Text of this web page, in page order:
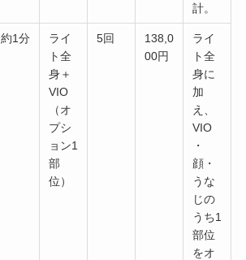
計。
約1分
ライ
ト全
身＋
VIO
（オ
プシ
ョン1
部
位）
5回
138,0
00円
ライ
ト全
身に
加
え、
VIO
・
顔・
うな
じの
うち1
部位
をオ